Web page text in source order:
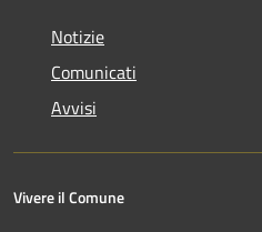
Notizie
Comunicati
Avvisi
Vivere il Comune